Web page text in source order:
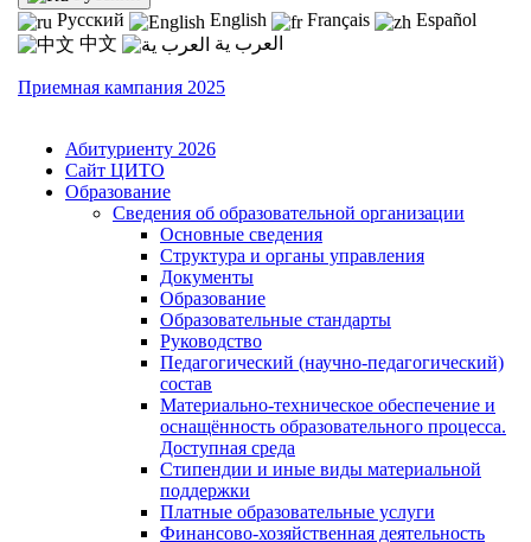
Русский
English Français
Español
中文
العرب ية
Приемная кампания 2025
Абитуриенту 2026
Сайт ЦИТО
Образование
Сведения об образовательной организации
Основные сведения
Структура и органы управления
Документы
Образование
Образовательные стандарты
Руководство
Педагогический (научно-педагогический)
состав
Материально-техническое обеспечение и
оснащённость образовательного процесса.
Доступная среда
Стипендии и иные виды материальной
поддержки
Платные образовательные услуги
Финансово-хозяйственная деятельность